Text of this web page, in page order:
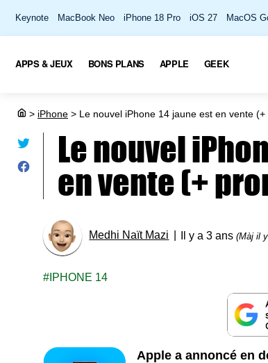
Keynote MacBook Neo iPhone 18 Pro iOS 27 MacOS
APPS & JEUX BONS PLANS APPLE GEEK
> iPhone > Le nouvel iPhone 14 jaune est en vente (+
Le nouvel
en vente (+
Medhi Naït Mazi Il y a 3 ans(Màj il
IPHONE 14
Apple a annoncé en